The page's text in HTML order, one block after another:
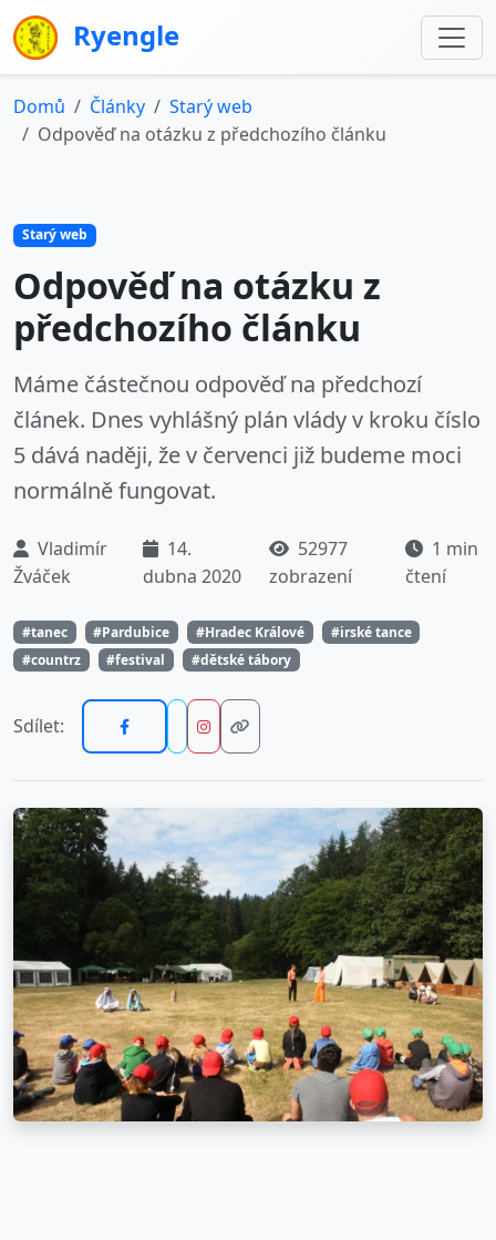
Ryengle
Domů Články
Starý web
Odpověď na otázku z předchozího článku
Starý web
Odpověď na otázku z
předchozího článku
Máme částečnou odpověď na předchozí
článek. Dnes vyhlášný plán vlády v kroku číslo
5 dává naději, že v červenci již budeme moci
normálně fungovat.
Vladimír
Žváček
14.
dubna 2020
52977
zobrazení
1 min
čtení
#tanec #Pardubice #Hradec Králové
#irské tance
#countrz
#festival #dětské tábory
Sdílet: